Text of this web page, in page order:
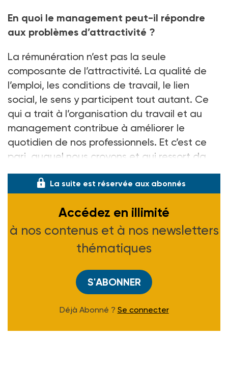
En quoi le management peut-il répondre
aux problèmes d’attractivité ?
La rémunération n’est pas la seule
composante de l’attractivité. La qualité de
l’emploi, les conditions de travail, le lien
social, le sens y participent tout autant. Ce
qui a trait à l’organisation du travail et au
management contribue à améliorer le
quotidien de nos professionnels. Et c’est ce
pari, auquel nous croyons et qui ressort da
La suite est réservée aux abonnés
Accédez en illimité
à nos contenus et à nos newsletters
thématiques
S'ABONNER
Déjà Abonné ? Se connecter